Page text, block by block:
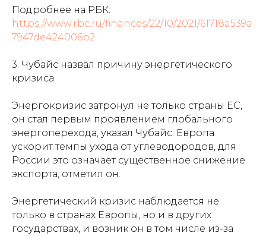
Подробнее на РБК:
https://www.rbc.ru/finances/22/10/2021/61718a539a
7947de424006b2
3. Чубайс назвал причину энергетического
кризиса.
Энергокризис затронул не только страны ЕС,
он стал первым проявлением глобального
энергоперехода, указал Чубайс. Европа
ускорит темпы ухода от углеводородов, для
России это означает существенное снижение
экспорта, отметил он.
Энергетический кризис наблюдается не
только в странах Европы, но и в других
государствах, и возник он в том числе из-за